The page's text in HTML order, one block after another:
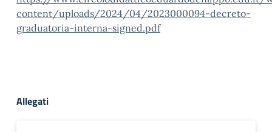
content/uploads/2024/04/2023000094-decreto-
graduatoria-interna-signed.pdf
Allegati